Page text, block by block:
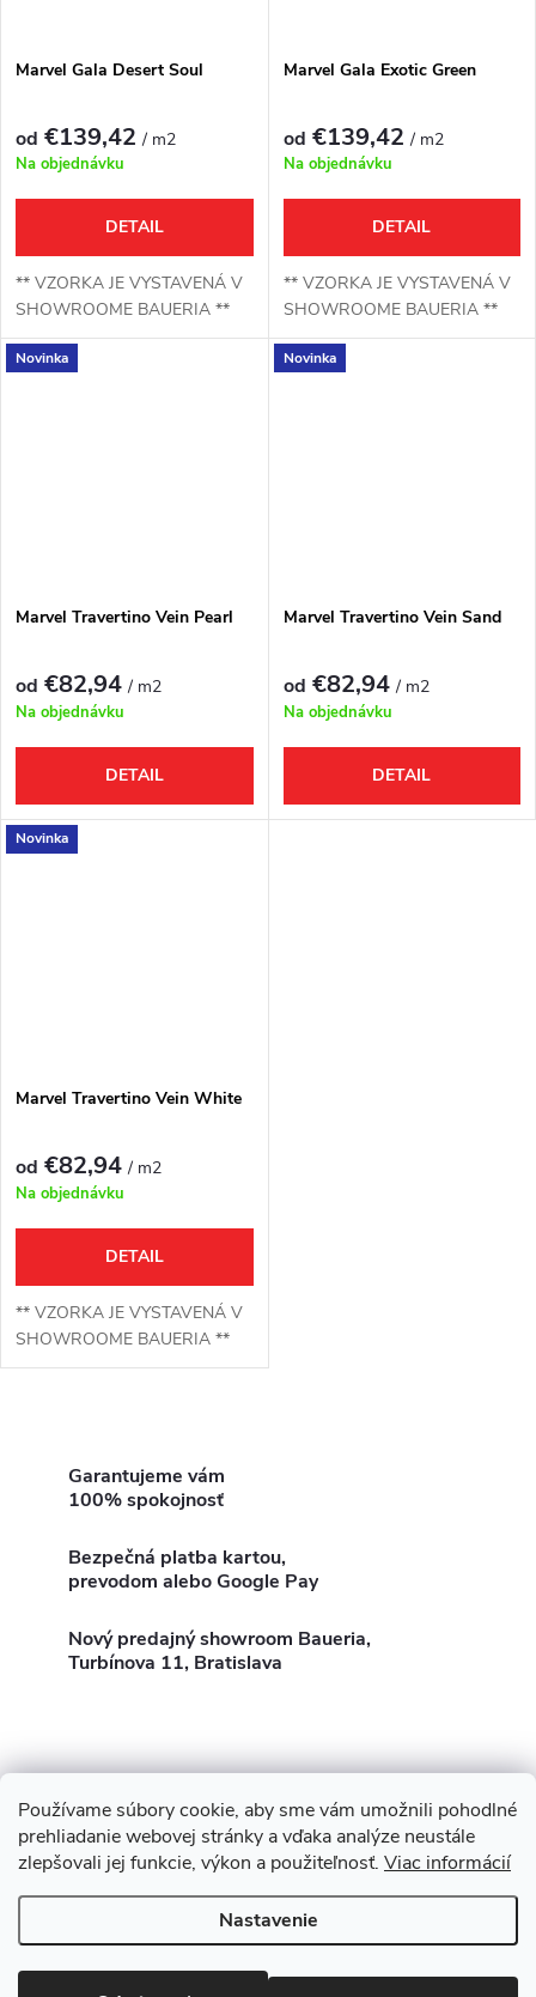
Používame súbory cookie, aby sme vám umožnili pohodlné
prehliadanie webovej stránky a vďaka analýze neustále
zlepšovali jej funkcie, výkon a použiteľnosť. Viac informácií
Nastavenie
Marvel Gala Desert Soul
od €139,42/ m2
Na objednávku
DETAIL
** VZORKA JE VYSTAVENÁ V
SHOWROOME BAUERIA **
Marvel Gala Exotic Green
od €139,42/ m2
Na objednávku
DETAIL
** VZORKA JE VYSTAVENÁ V
SHOWROOME BAUERIA **
Novinka
Marvel Travertino Vein Pearl
od €82,94/ m2
Na objednávku
DETAIL
Novinka
Marvel Travertino Vein Sand
od €82,94/ m2
Na objednávku
DETAIL
Novinka
Marvel Travertino Vein White
od €82,94/ m2
Na objednávku
DETAIL
** VZORKA JE VYSTAVENÁ V
SHOWROOME BAUERIA **
i
e
p
v
Garantujeme vám
100% spokojnosť
Bezpečná platba kartou,
prevodom alebo Google Pay
Nový predajný showroom Baueria,
Turbínova 11, Bratislava
Z
á
p
Showroom Turbínova 11 Rekonštrukcie
Stavby
3D Vizualizácia zdarma
O nás Obhliadka zdarma
Copyright 2026Baueria. Všetky práva vyhradené.Upraviť nastavenie
cookies